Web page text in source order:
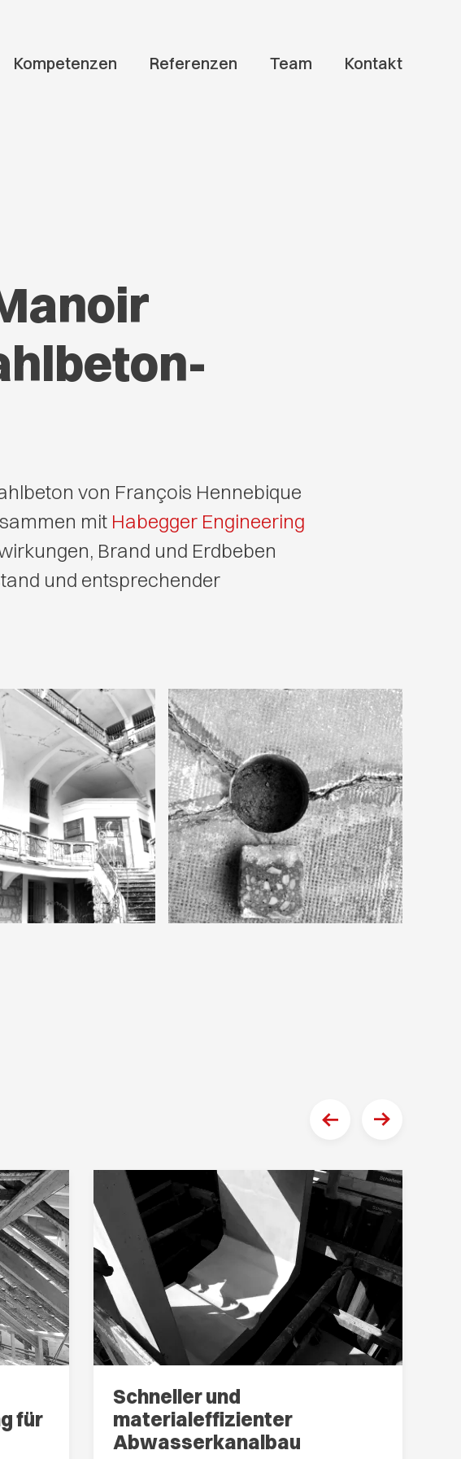
Kompetenzen Referenzen Team Kontakt
von François Hennebique
mit Habegger Engineering
Brand und Erdbeben
und entsprechender
für
Schneller und
materialeffizienter
Abwasserkanalbau